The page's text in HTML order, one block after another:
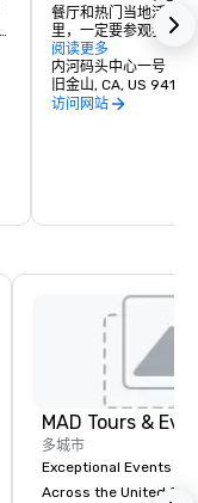
餐厅和热门当地活动
里，一定要参观我们
电影院和许多其他现
性塔楼中，您还可以
服务提供商，为您提
心地带，有这么多东
阅读更多
内河码头中心一号
旧金山, CA, US 94111
访问网站
MAD Tours &
多城市
Exceptional Events &
Across the United States! MAD